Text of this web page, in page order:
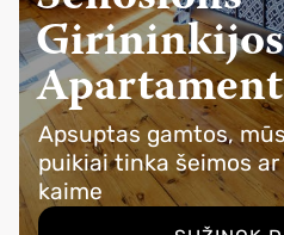
Girininkijos
Apsuptas gamtos,
puikiai tinka šeimos
kaime